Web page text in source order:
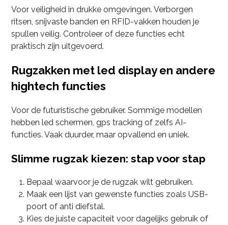
Voor veiligheid in drukke omgevingen. Verborgen
ritsen, snijvaste banden en RFID-vakken houden je
spullen veilig. Controleer of deze functies echt
praktisch zijn uitgevoerd.
Rugzakken met led display en andere
hightech functies
Voor de futuristische gebruiker. Sommige modellen
hebben led schermen, gps tracking of zelfs AI-
functies. Vaak duurder, maar opvallend en uniek.
Slimme rugzak kiezen: stap voor stap
Bepaal waarvoor je de rugzak wilt gebruiken.
Maak een lijst van gewenste functies zoals USB-
poort of anti diefstal.
Kies de juiste capaciteit voor dagelijks gebruik of